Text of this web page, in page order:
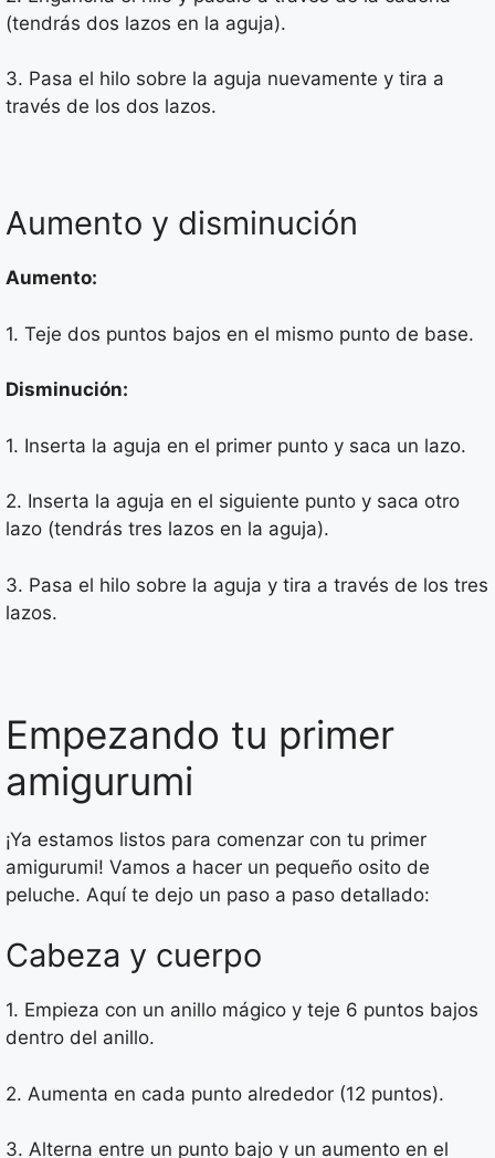
(tendrás dos lazos en la aguja).
3. Pasa el hilo sobre la aguja nuevamente y tira a
través de los dos lazos.
Aumento y disminución
Aumento:
1. Teje dos puntos bajos en el mismo punto de base.
Disminución:
1. Inserta la aguja en el primer punto y saca un lazo.
2. Inserta la aguja en el siguiente punto y saca otro
lazo (tendrás tres lazos en la aguja).
3. Pasa el hilo sobre la aguja y tira a través de los tres
lazos.
Empezando tu primer
amigurumi
¡Ya estamos listos para comenzar con tu primer
amigurumi! Vamos a hacer un pequeño osito de
peluche. Aquí te dejo un paso a paso detallado:
Cabeza y cuerpo
1. Empieza con un anillo mágico y teje 6 puntos bajos
dentro del anillo.
2. Aumenta en cada punto alrededor (12 puntos).
3. Alterna entre un punto bajo y un aumento en el